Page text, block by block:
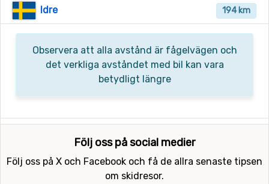
194 km
Idre
Observera att alla avstånd är fågelvägen och
det verkliga avståndet med bil kan vara
betydligt längre
Följ oss på social medier
Följ oss på X och Facebook och få de allra senaste tipsen
om skidresor.